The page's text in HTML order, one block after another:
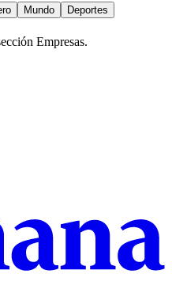
Mundo
Deportes
Empresas.